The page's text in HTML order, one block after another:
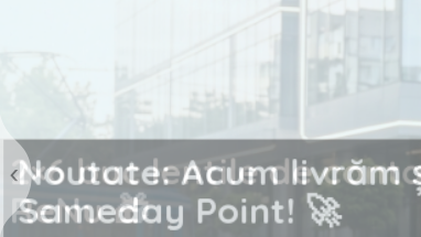
Noutate: Acum
Sameday Point! 🚀